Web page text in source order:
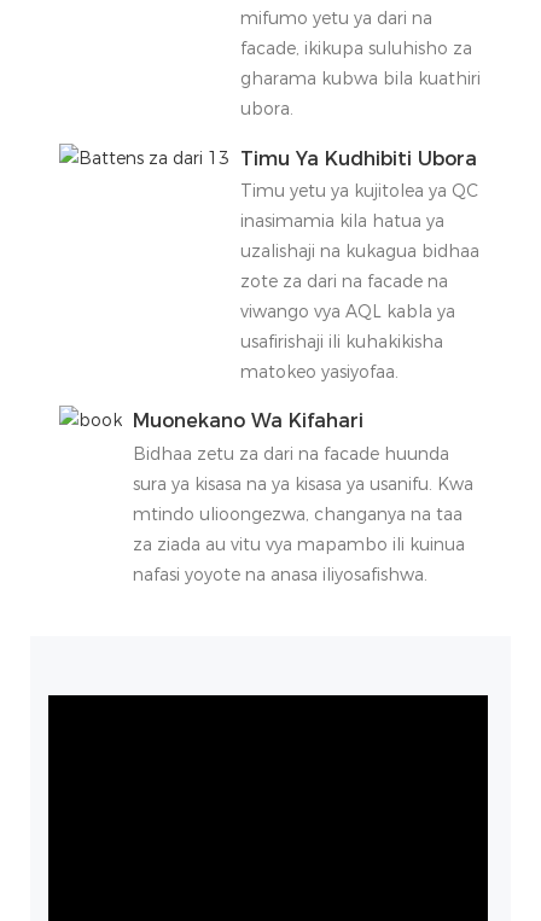
mifumo yetu ya dari na
facade, ikikupa suluhisho za
gharama kubwa bila kuathiri
ubora.
Timu Ya Kudhibiti Ubora
Timu yetu ya kujitolea ya QC
inasimamia kila hatua ya
uzalishaji na kukagua bidhaa
zote za dari na facade na
viwango vya AQL kabla ya
usafirishaji ili kuhakikisha
matokeo yasiyofaa.
Muonekano Wa Kifahari
Bidhaa zetu za dari na facade huunda
sura ya kisasa na ya kisasa ya usanifu. Kwa
mtindo ulioongezwa, changanya na taa
za ziada au vitu vya mapambo ili kuinua
nafasi yoyote na anasa iliyosafishwa.